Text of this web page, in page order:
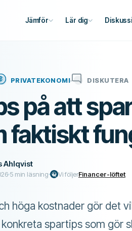
Jämför Lär dig
PRIVATEKONOMI DISKUTERA
på att
faktiskt
Ahlqvist
5 min läsning Vi följerFinancer-löftet
höga kostnader gör det
spartips som gör